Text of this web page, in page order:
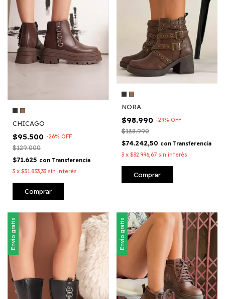
CHICAGO
$95.500 -26% OFF
$129.000
$71.625 con Transferencia
3 x $31.833,33 sin interés
Comprar
NORA
$98.990 -29% OFF
$138.990
$74.242,50 con Transferencia
3 x $32.996,67 sin interés
Comprar
Envío gratis Envío gratis